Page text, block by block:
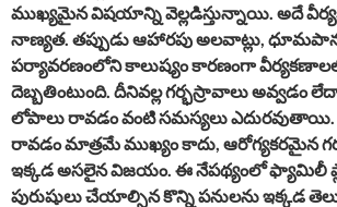
ముఖ్యమైన విషయాన్ని వెల్లడిస్తున్నాయి. అదే
నాణ్యత. తప్పుడు ఆహారపు అలవాట్లు,
పర్యావరణంలోని కాలుష్యం కారణంగా
దెబ్బతింటుంది. దీనివల్ల గర్భస్రావాలు అవ్వడం
లోపాలు రావడం వంటి సమస్యలు ఎదురవుతాయి.
రావడం మాత్రమే ముఖ్యం కాదు, ఆరోగ్యకరమైన
ఇక్కడ అసలైన విజయం. ఈ నేపథ్యంలో ఫ్యామిలీ
పురుషులు చేయాల్సిన కొన్ని పనులను ఇక్కడ